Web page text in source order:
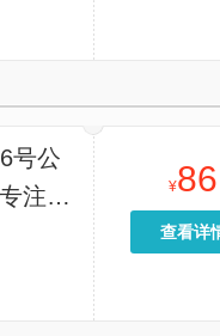
号公
注于
玩
¥86
查看详